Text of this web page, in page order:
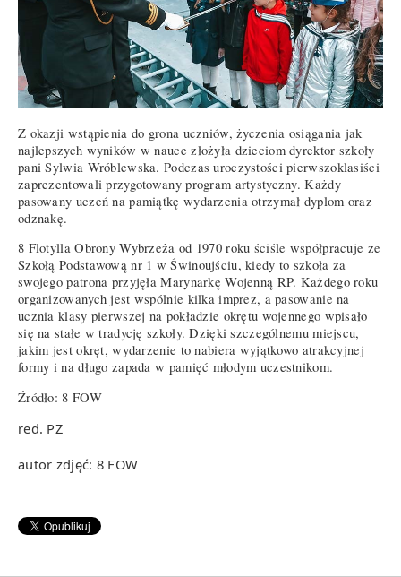
Z okazji wstąpienia do grona uczniów, życzenia osiągania jak
najlepszych wyników w nauce złożyła dzieciom dyrektor szkoły
pani Sylwia Wróblewska. Podczas uroczystości pierwszoklasiści
zaprezentowali przygotowany program artystyczny. Każdy
pasowany uczeń na pamiątkę wydarzenia otrzymał dyplom oraz
odznakę.
8 Flotylla Obrony Wybrzeża od 1970 roku ściśle współpracuje ze
Szkołą Podstawową nr 1 w Świnoujściu, kiedy to szkoła za
swojego patrona przyjęła Marynarkę Wojenną RP. Każdego roku
organizowanych jest wspólnie kilka imprez, a pasowanie na
ucznia klasy pierwszej na pokładzie okrętu wojennego wpisało
się na stałe w tradycję szkoły. Dzięki szczególnemu miejscu,
jakim jest okręt, wydarzenie to nabiera wyjątkowo atrakcyjnej
formy i na długo zapada w pamięć młodym uczestnikom.
Źródło: 8 FOW
red. PZ
autor zdjęć: 8 FOW